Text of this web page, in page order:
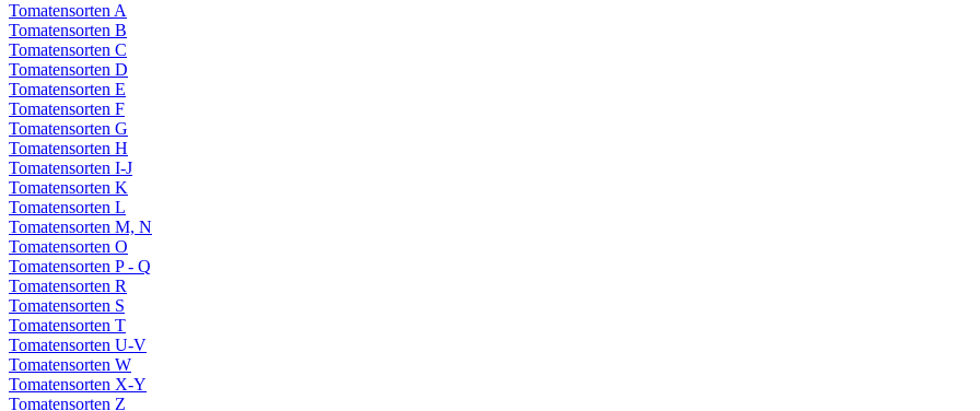
Tomatensorten A
Tomatensorten B
Tomatensorten C
Tomatensorten D
Tomatensorten E
Tomatensorten F
Tomatensorten G
Tomatensorten H
Tomatensorten I-J
Tomatensorten K
Tomatensorten L
Tomatensorten M, N
Tomatensorten O
Tomatensorten P - Q
Tomatensorten R
Tomatensorten S
Tomatensorten T
Tomatensorten U-V
Tomatensorten W
Tomatensorten X-Y
Tomatensorten Z